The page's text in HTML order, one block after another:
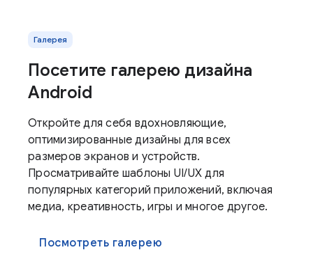
Галерея
Посетите галерею дизайна
Android
Откройте для себя вдохновляющие,
оптимизированные дизайны для всех
размеров экранов и устройств.
Просматривайте шаблоны UI/UX для
популярных категорий приложений, включая
медиа, креативность, игры и многое другое.
Посмотреть галерею